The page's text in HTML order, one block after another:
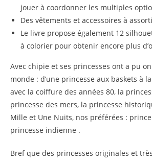
jouer à coordonner les multiples
Des vêtements et accessoires à
Le livre propose également 12
à colorier pour obtenir encore plus
Avec chipie et ses princesses ont a pu
monde : d’une princesse aux baskets à
avec la coiffure des années 80, la
princesse des mers, la princesse
Mille et Une Nuits, nos préférées :
princesse indienne .
Bref que des princesses originales et